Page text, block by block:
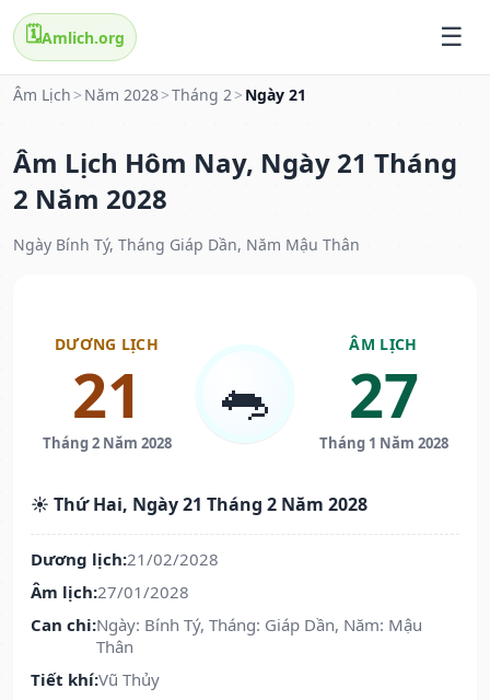
🗓️Amlich.org
Âm Lịch > Năm 2028>Tháng 2> Ngày 21
Âm Lịch Hôm Nay, Ngày 21 Tháng
2 Năm 2028
Ngày Bính Tý, Tháng Giáp Dần, Năm Mậu Thân
DƯƠNG LỊCH
21
Tháng 2 Năm 2028
🐀
ÂM LỊCH
27
Tháng 1 Năm 2028
☀️ Thứ Hai, Ngày 21 Tháng 2 Năm 2028
Dương lịch:21/02/2028
Âm lịch:27/01/2028
Can chi:Ngày: Bính Tý, Tháng: Giáp Dần, Năm: Mậu
Thân
Tiết khí:Vũ Thủy